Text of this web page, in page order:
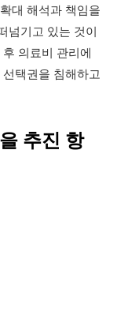
대 해석과 책임을
넘기고 있는 것이
의료비 관리에
택권을 침해하고
추진 항